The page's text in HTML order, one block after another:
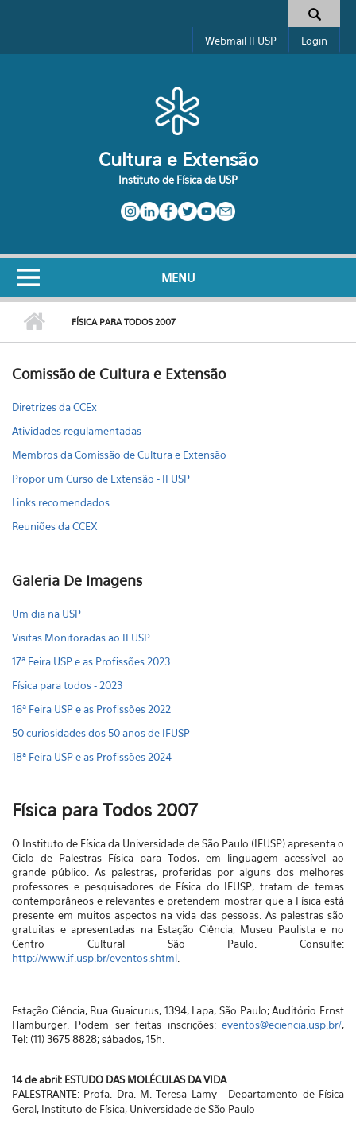
Formulário de busca
Webmail IFUSP Login
Cultura e Extensão
Instituto de Física da USP
MENU
FÍSICA PARA TODOS 2007
Comissão de Cultura e Extensão
Diretrizes da CCEx
Atividades regulamentadas
Membros da Comissão de Cultura e Extensão
Propor um Curso de Extensão - IFUSP
Links recomendados
Reuniões da CCEX
Galeria De Imagens
Um dia na USP
Visitas Monitoradas ao IFUSP
17ª Feira USP e as Profissões 2023
Física para todos - 2023
16ª Feira USP e as Profissões 2022
50 curiosidades dos 50 anos de IFUSP
18ª Feira USP e as Profissões 2024
Física para Todos 2007
O Instituto de Física da Universidade de São Paulo (IFUSP) apresenta o
Ciclo de Palestras Física para Todos, em linguagem acessível ao
grande público. As palestras, proferidas por alguns dos melhores
professores e pesquisadores de Física do IFUSP, tratam de temas
contemporâneos e relevantes e pretendem mostrar que a Física está
presente em muitos aspectos na vida das pessoas. As palestras são
gratuitas e apresentadas na Estação Ciência, Museu Paulista e no
Centro Cultural São Paulo. Consulte:
http://www.if.usp.br/eventos.shtml
Estação Ciência, Rua Guaicurus, 1394, Lapa, São Paulo; Auditório Ernst
Hamburger. Podem ser feitas inscrições: eventos@eciencia.usp.br/,
Tel: (11) 3675 8828; sábados, 15h.
14 de abril: ESTUDO DAS MOLÉCULAS DA VIDA
PALESTRANTE: Profa. Dra. M. Teresa Lamy - Departamento de Física
Geral, Instituto de Física, Universidade de São Paulo